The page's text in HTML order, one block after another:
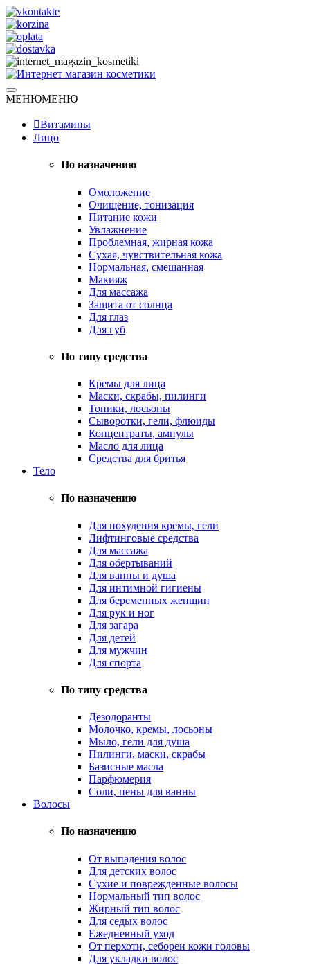
Skip
to
content
Интернет магазин косметики
Натуральная косметика
МЕНЮМЕНЮ
Витамины
Лицо
По назначению
Омоложение
Очищение, тонизация
Питание кожи
Увлажнение
Проблемная, жирная кожа
Сухая, чувствительная кожа
Нормальная, смешанная
Макияж
Для массажа
Защита от солнца
Для глаз
Для губ
По типу средства
Кремы для лица
Маски, скрабы, пилинги
Тоники, лосьоны
Сыворотки, гели, флюиды
Концентраты, ампулы
Масло для лица
Средства для бритья
Тело
По назначению
Для похудения кремы, гели
Лифтинговые средства
Для массажа
Для обертываний
Для ванны и душа
Для интимной гигиены
Для беременных женщин
Для рук и ног
Для загара
Для детей
Для мужчин
Для спорта
По типу средства
Дезодоранты
Молочко, кремы, лосьоны
Мыло, гели для душа
Пилинги, маски, скрабы
Базисные масла
Парфюмерия
Соли, пены для ванны
Волосы
По назначению
От выпадения волос
Для детских волос
Сухие и поврежденные волосы
Нормальный тип волос
Жирный тип волос
Для седых волос
Ежедневный уход
От перхоти, себореи кожи головы
Для укладки волос